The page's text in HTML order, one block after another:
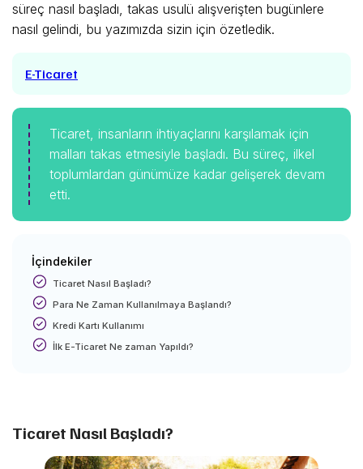
süreç nasıl başladı, takas usulü alışverişten bugünlere
nasıl gelindi, bu yazımızda sizin için özetledik.
E-Ticaret
Ticaret, insanların ihtiyaçlarını karşılamak için
malları takas etmesiyle başladı. Bu süreç, ilkel
toplumlardan günümüze kadar gelişerek devam
etti.
İçindekiler
Ticaret Nasıl Başladı?
Para Ne Zaman Kullanılmaya Başlandı?
Kredi Kartı Kullanımı
İlk E-Ticaret Ne zaman Yapıldı?
Ticaret Nasıl Başladı?